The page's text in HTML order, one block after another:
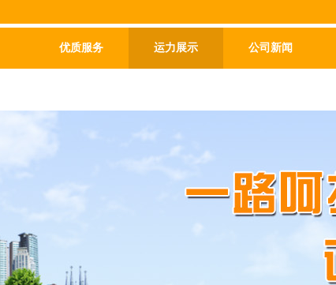
优质服务 运力展示 公司新闻